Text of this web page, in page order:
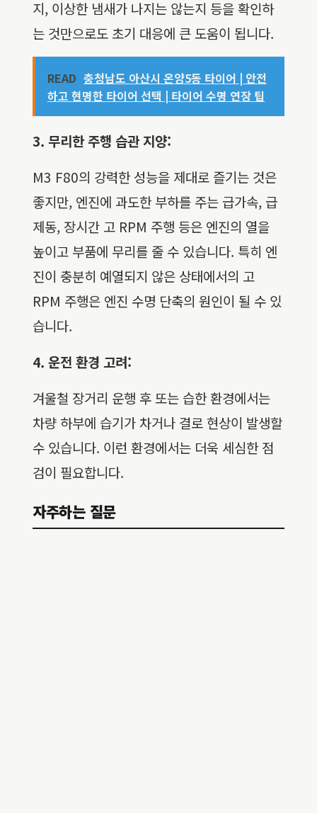
지, 이상한 냄새가 나지는 않는지 등을 확인하
는 것만으로도 초기 대응에 큰 도움이 됩니다.
READ 충청남도 아산시 온양5동 타이어 | 안전
하고 현명한 타이어 선택 | 타이어 수명 연장 팁
3. 무리한 주행 습관 지양:
M3 F80의 강력한 성능을 제대로 즐기는 것은
좋지만, 엔진에 과도한 부하를 주는 급가속, 급
제동, 장시간 고 RPM 주행 등은 엔진의 열을
높이고 부품에 무리를 줄 수 있습니다. 특히 엔
진이 충분히 예열되지 않은 상태에서의 고
RPM 주행은 엔진 수명 단축의 원인이 될 수 있
습니다.
4. 운전 환경 고려:
겨울철 장거리 운행 후 또는 습한 환경에서는
차량 하부에 습기가 차거나 결로 현상이 발생할
수 있습니다. 이런 환경에서는 더욱 세심한 점
검이 필요합니다.
자주하는 질문